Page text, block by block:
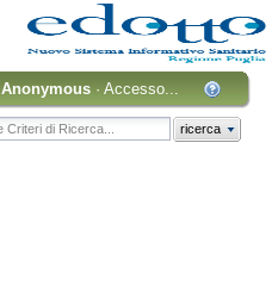
Anonymous ·Accesso...
ricerca